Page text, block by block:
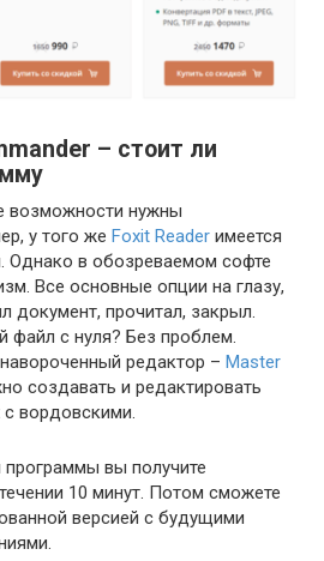
– стоит ли
возможности нужны
у того же Foxit Reader имеется
Однако в обозреваемом софте
Все основные опции на глазу,
документ, прочитал, закрыл.
файл с нуля? Без проблем.
редактор – Master
создавать и редактировать
вордовскими.
вы получите
10 минут. Потом сможете
версией с будущими